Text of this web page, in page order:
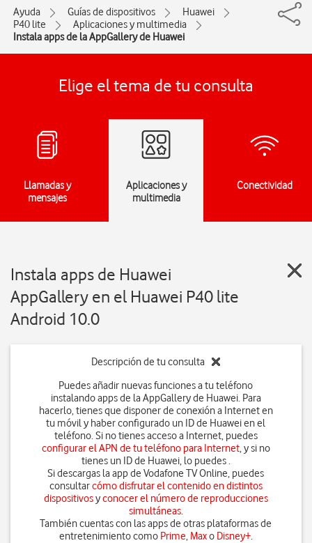
Ayuda Guías de dispositivos
Huawei
P40 lite
Aplicaciones y multimedia
Instala apps de la AppGallery de Huawei
Elige el tema de tu consulta
Llamadas y
mensajes
Aplicaciones y
multimedia
Conectividad
Instala apps de Huawei
AppGallery en el Huawei P40 lite
Android 10.0
Descripción de tu consulta
Puedes añadir nuevas funciones a tu teléfono
instalando apps de la AppGallery de Huawei. Para
hacerlo, tienes que disponer de conexión a Internet en
tu móvil y haber configurado un ID de Huawei en el
teléfono. Si no tienes acceso a Internet, puedes
configurar el APN de tu teléfono para Internet, y si no
tienes un ID de Huawei, lo puedes .
Si descargas la app de Vodafone TV Online, puedes
consultarcómo disfrutar el contenido en distintos
dispositivosyconocer el número de reproducciones
simultáneas.
También cuentas con las apps de otras plataformas de
entretenimiento como Prime, Maxo Disney+.